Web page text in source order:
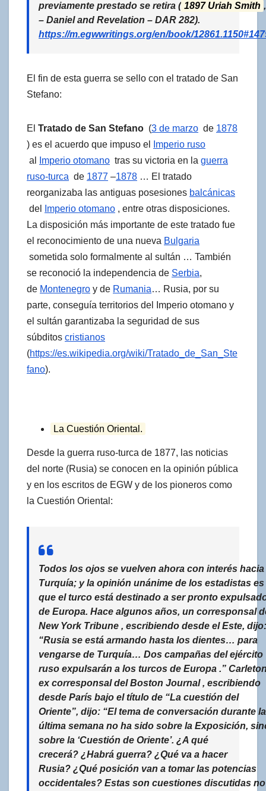
previamente prestado se retira ( 1897 Uriah Smith ,
– Daniel and Revelation – DAR 282).
https://m.egwwritings.org/en/book/
El fin de esta guerra se sello con el tratado de San
Stefano:
El Tratado de San Stefano (3 de marzo de 1878
) es el acuerdo que impuso el
Imperio ruso
al
Imperio otomano tras su victoria en la guerra
ruso-turca de 1877 –1878 … El tratado
reorganizaba las antiguas posesiones balcánicas
del
Imperio otomano , entre otras disposiciones.
La disposición más importante de este tratado fue
el reconocimiento de una nueva Bulgaria
sometida solo formalmente al sultán … También
se reconoció la independencia de Serbia,
de Montenegro y de Rumania… Rusia, por su
parte, conseguía territorios del Imperio otomano y
el sultán garantizaba la seguridad de sus
súbditos cristianos
(https://es.wikipedia.org/wiki/Tratado_de_San_Ste
fano).
La Cuestión Oriental.
Desde la guerra ruso-turca de 1877, las noticias
del norte (Rusia) se conocen en la opinión pública
y en los escritos de EGW y de los pioneros como
la Cuestión Oriental:
Todos los ojos se vuelven ahora con interés hacia
Turquía; y la opinión unánime de los estadistas es
que el turco está destinado a ser pronto
de Europa. Hace algunos años, un corresponsal
New York Tribune , escribiendo desde el Este, dijo:
“Rusia se está armando hasta los dientes… para
vengarse de Turquía… Dos campañas del ejército
ruso expulsarán a los turcos de Europa .”
ex corresponsal del Boston Journal, escribiendo
desde París bajo el título de “La cuestión del
Oriente”, dijo: “El tema de conversación durante la
última semana no ha sido sobre la Exposición,
sobre la ‘Cuestión de Oriente’. ¿A qué
crecerá? ¿Habrá guerra? ¿Qué va a hacer
Rusia? ¿Qué posición van a tomar las potencias
occidentales? Estas son cuestiones discutidas no